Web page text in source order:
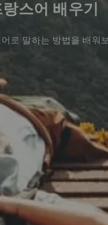
스어 배우기
로 말하는 방법을 배워